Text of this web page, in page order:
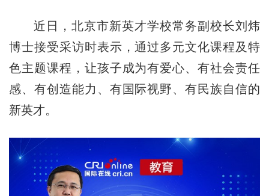
近日，北京市新英才学校常务副校长刘炜
博士接受采访时表示，通过多元文化课程及特
色主题课程，让孩子成为有爱心、有社会责任
感、有创造能力、有国际视野、有民族自信的
新英才。